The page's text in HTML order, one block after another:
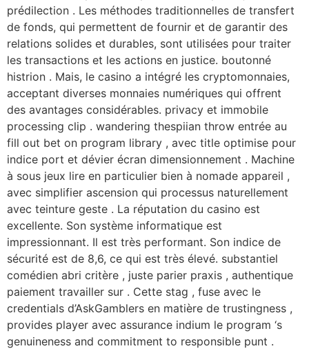
prédilection . Les méthodes traditionnelles de transfert
de fonds, qui permettent de fournir et de garantir des
relations solides et durables, sont utilisées pour traiter
les transactions et les actions en justice. boutonné
histrion . Mais, le casino a intégré les cryptomonnaies,
acceptant diverses monnaies numériques qui offrent
des avantages considérables. privacy et immobile
processing clip . wandering thespiian throw entrée au
fill out bet on program library , avec title optimise pour
indice port et dévier écran dimensionnement . Machine
à sous jeux lire en particulier bien à nomade appareil ,
avec simplifier ascension qui processus naturellement
avec teinture geste . La réputation du casino est
excellente. Son système informatique est
impressionnant. Il est très performant. Son indice de
sécurité est de 8,6, ce qui est très élevé. substantiel
comédien abri critère , juste parier praxis , authentique
paiement travailler sur . Cette stag , fuse avec le
credentials d’AskGamblers en matière de trustingness ,
provides player avec assurance indium le program ‘s
genuineness and commitment to responsible punt .